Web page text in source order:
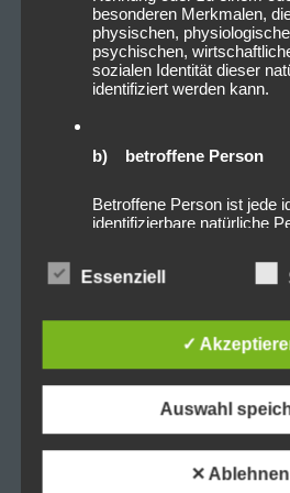
besonderen Merkmalen,
physischen,
psychischen,
sozialen Identität dieser
identifiziert werden kann.
b) betroffene Person
Betroffene Person ist jede
identifizierbare natürliche
Verarbeitung
werden.
c) Verarbeitung
automatisierter Verfahren
oder jede solche
Zusammenhang mit
wie das Erheben, das
Essenziell
✓
Auswahl
✕ Ablehnen